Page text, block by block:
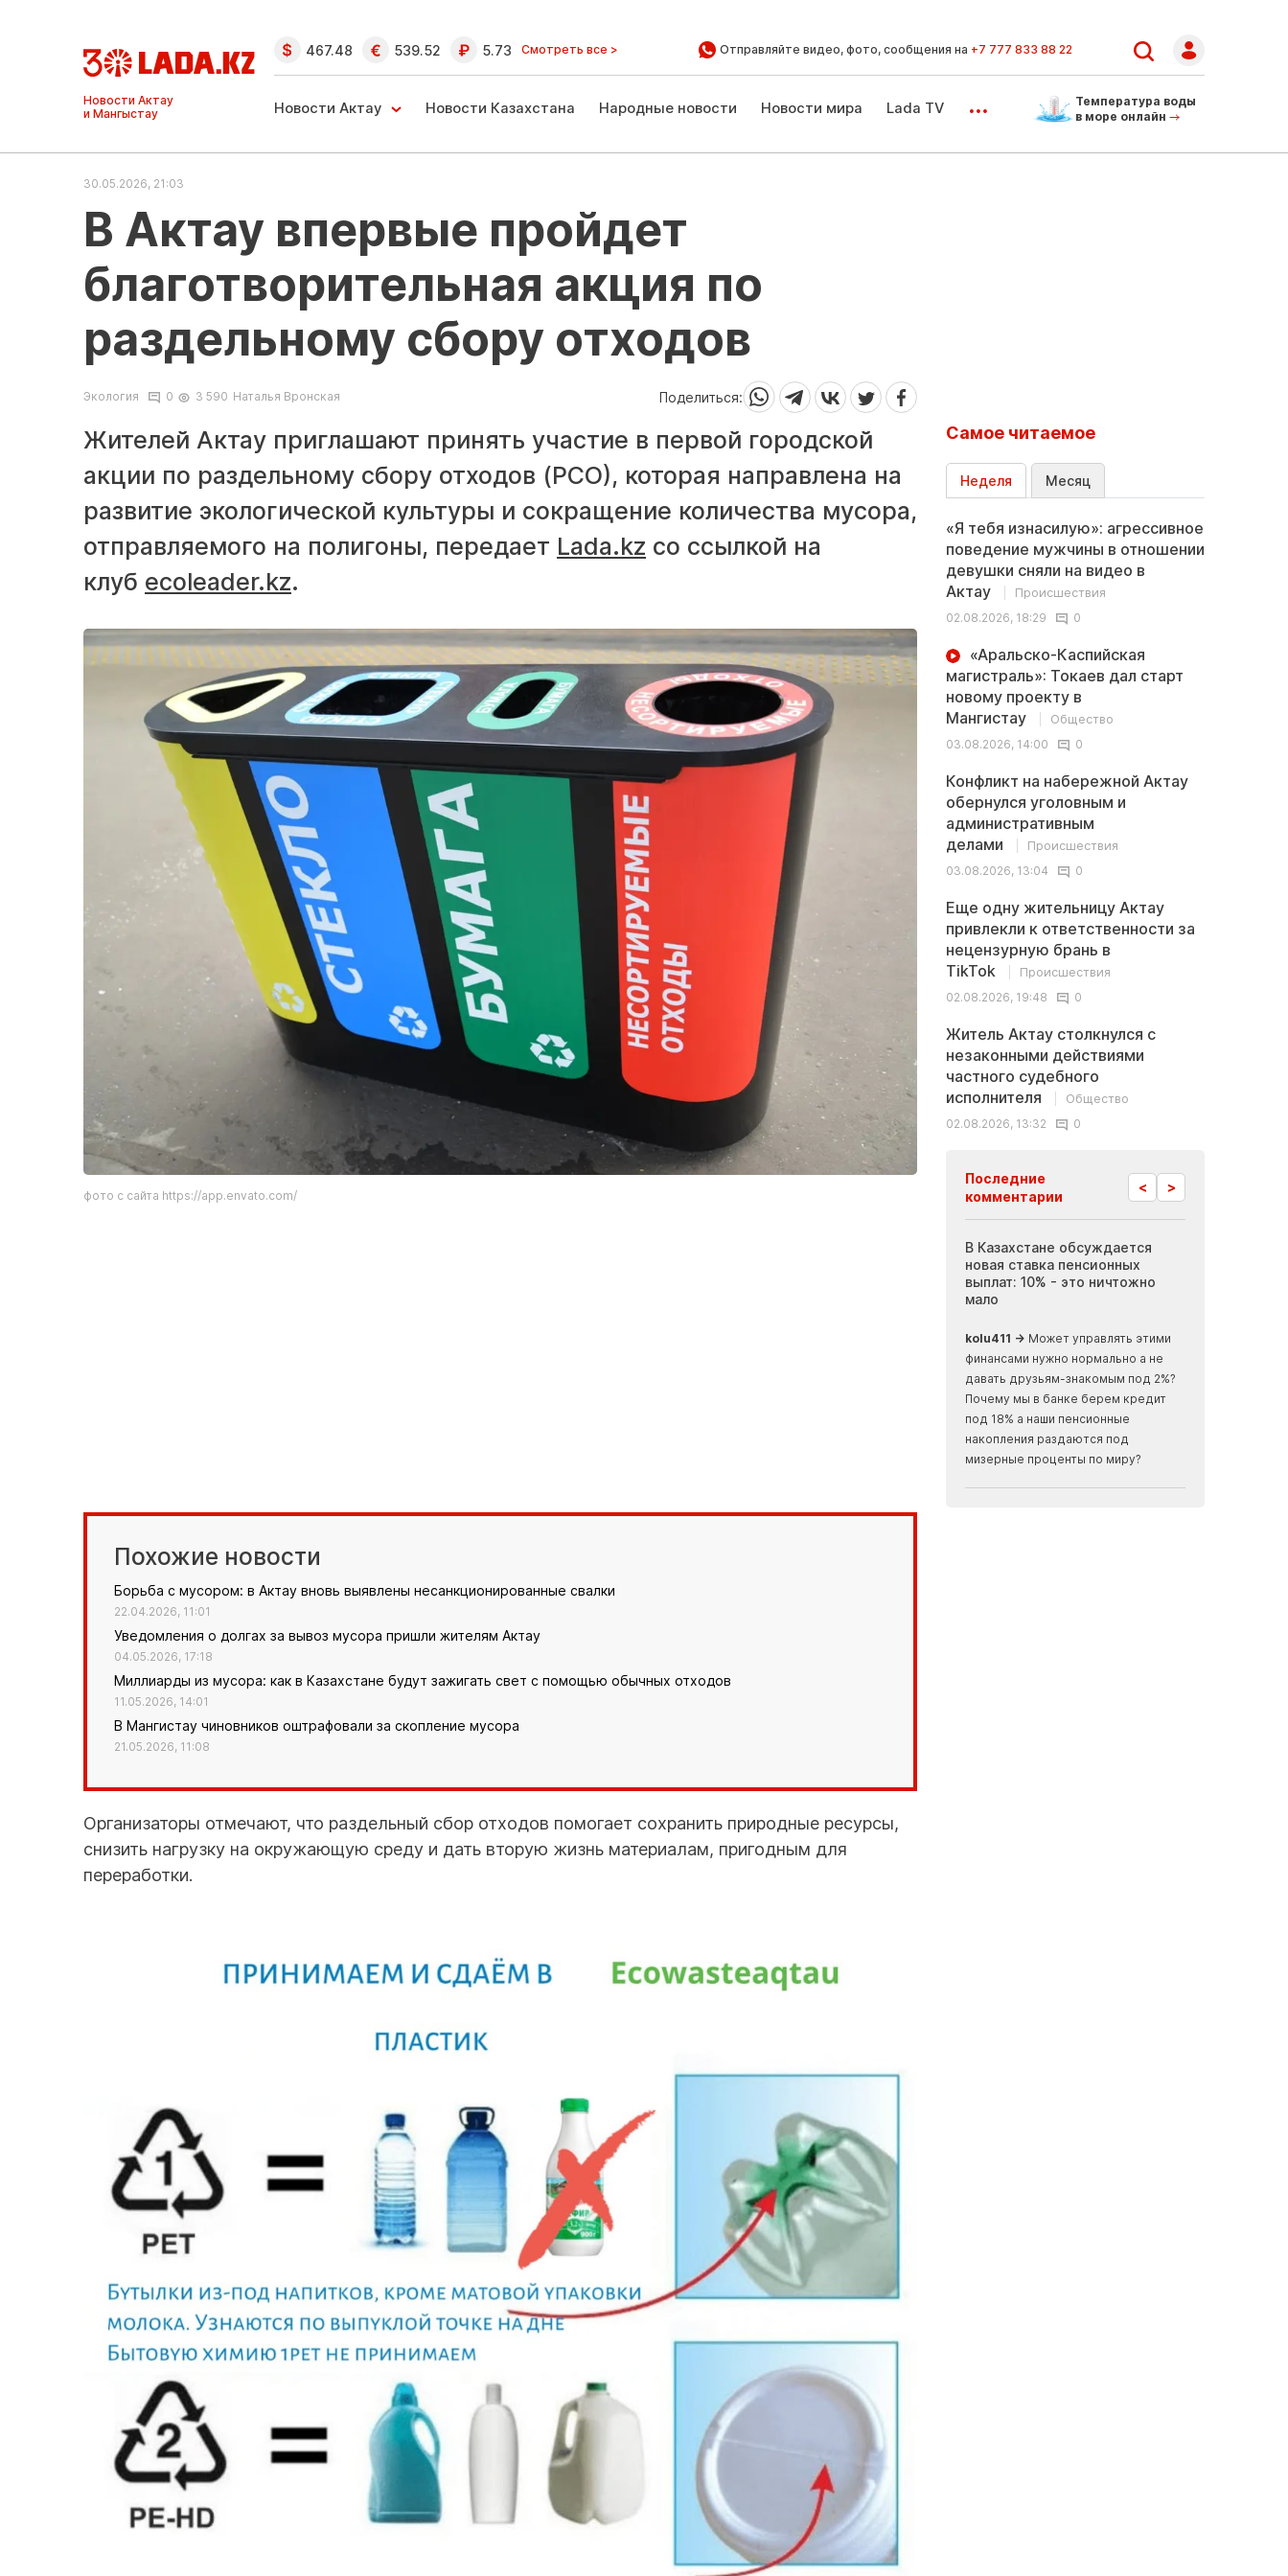
Ақтау және
Манғыстау
жаңалықтары
467.48 539.52 5.73 Смотреть все > Отправляйте видео, фото, сообщения на +7 777 833 88 22
Новости Актау Новости Казахстана Народные новости Новости мира Lada TV ...
Температура воды
в море онлайн
30.05.2026, 21:03
В Актау впервые пройдет
благотворительная акция по
раздельному сбору отходов
Экология 0 3 590 Наталья Вронская Поделиться:
Жителей Актау приглашают принять участие в первой городской
акции по раздельному сбору отходов (РСО), которая направлена на
развитие экологической культуры и сокращение количества мусора,
отправляемого на полигоны, передает Lada.kz со ссылкой на
клуб ecoleader.kz.
фото с сайта https://app.envato.com/
Похожие новости
Борьба с мусором: в Актау вновь выявлены несанкционированные свалки
22.04.2026, 11:01
Уведомления о долгах за вывоз мусора пришли жителям Актау
04.05.2026, 17:18
Миллиарды из мусора: как в Казахстане будут зажигать свет с помощью обычных отходов
11.05.2026, 14:01
В Мангистау чиновников оштрафовали за скопление мусора
21.05.2026, 11:08
Организаторы отмечают, что раздельный сбор отходов помогает сохранить природные ресурсы,
снизить нагрузку на окружающую среду и дать вторую жизнь материалам, пригодным для
переработки.
Самое читаемое
Неделя Месяц
«Я тебя изнасилую»: агрессивное
поведение мужчины в отношении
девушки сняли на видео в
Актау
Происшествия
02.08.2026, 18:29
0
«Аральско-Каспийская
магистраль»: Токаев дал старт
новому проекту в
Мангистау
Общество
03.08.2026, 14:00
0
Конфликт на набережной Актау
обернулся уголовным и
административным
делами
Происшествия
03.08.2026, 13:04
0
Еще одну жительницу Актау
привлекли к ответственности за
нецензурную брань в
TikTok
Происшествия
02.08.2026, 19:48
0
Житель Актау столкнулся с
незаконными действиями
частного судебного
исполнителя
Общество
02.08.2026, 13:32
0
Последние
комментарии
< >
В Казахстане обсуждается
новая ставка пенсионных
выплат: 10% - это ничтожно
мало
kolu411 → Может управлять этими
финансами нужно нормально а не
давать друзьям-знакомым под 2%?
Почему мы в банке берем кредит
под 18% а наши пенсионные
накопления раздаются под
мизерные проценты по миру?